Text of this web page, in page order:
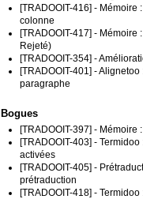
[TRADOOIT-416] -
colonne
[TRADOOIT-417] - Mémoire
Rejeté)
[TRADOOIT-354] -
[TRADOOIT-401] -
paragraphe
Bogues
[TRADOOIT-397] - Mémoire
[TRADOOIT-403] -
activées
[TRADOOIT-405] -
prétraduction
[TRADOOIT-418] -